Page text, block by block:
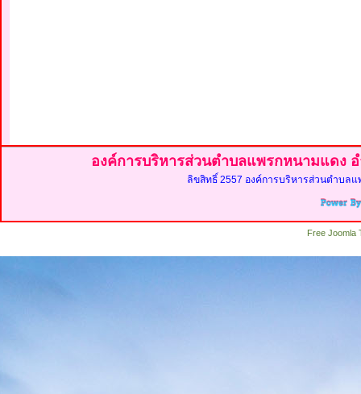
องค์การบริหารส่วนตำบลแพรกหนามแดง
ลิขสิทธิ์ 2557 องค์การบริหารส่วนตำบล
Free Joomla